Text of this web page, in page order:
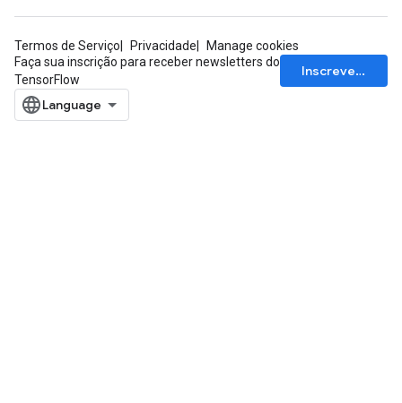
Termos de Serviço Privacidade
Manage cookies
Faça sua inscrição para receber newsletters do
TensorFlow
Inscrever-se